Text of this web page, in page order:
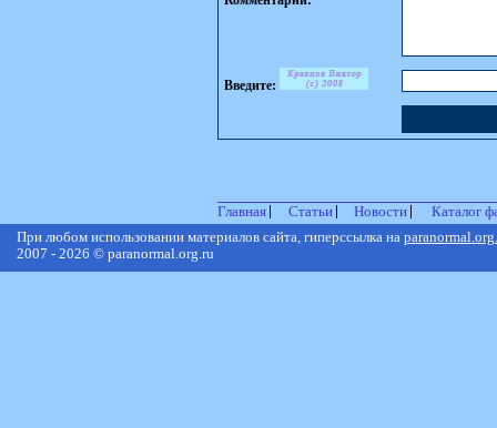
Введите:
Главная Статьи Новости
Каталог
При любом использовании материалов сайта, гиперссылка на
2007 - 2026 © paranormal.org.ru